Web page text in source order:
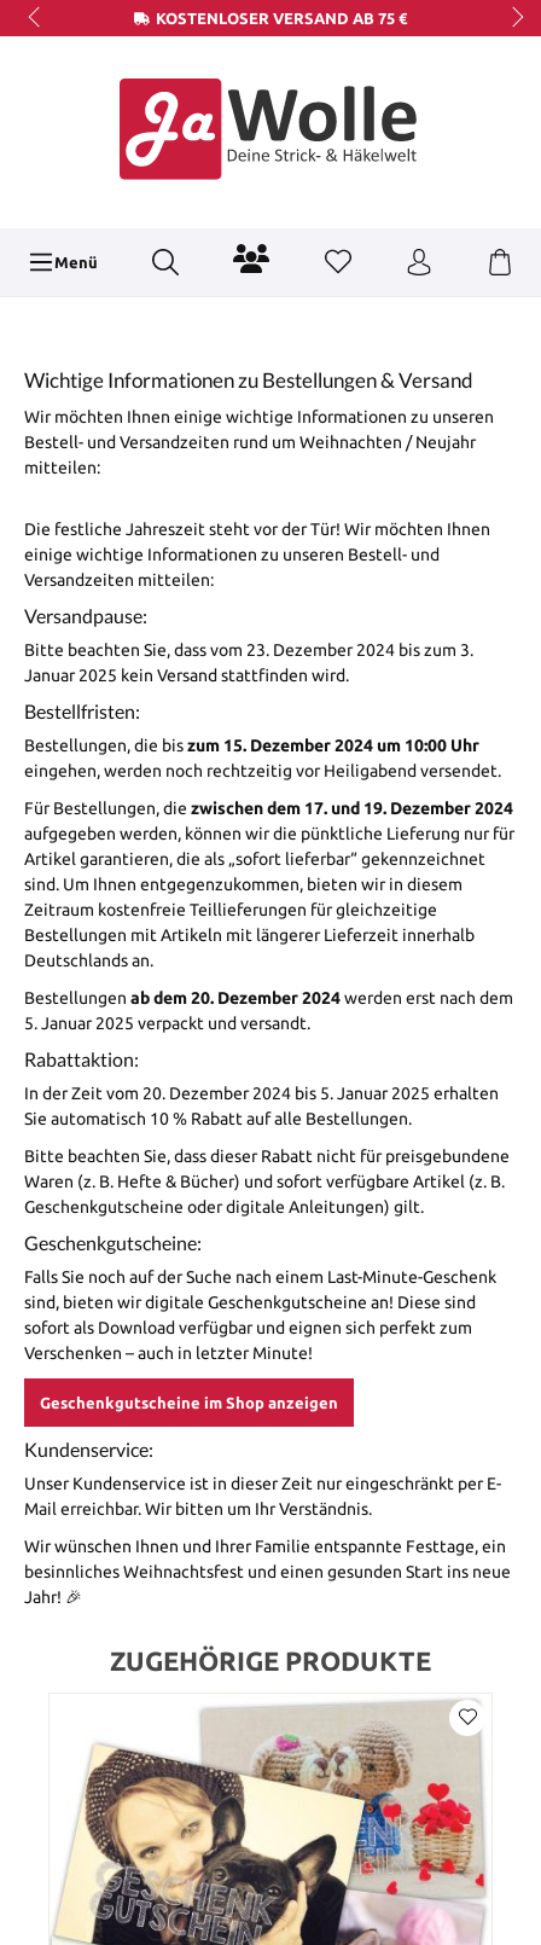
KOSTENLOSER VERSAND AB 75 €
Menü
Wichtige Informationen zu Bestellungen & Versand
Wir möchten Ihnen einige wichtige Informationen zu unseren
Bestell- und Versandzeiten rund um Weihnachten / Neujahr
mitteilen:
Die festliche Jahreszeit steht vor der Tür! Wir möchten Ihnen
einige wichtige Informationen zu unseren Bestell- und
Versandzeiten mitteilen:
Versandpause:
Bitte beachten Sie, dass vom 23. Dezember 2024 bis zum 3.
Januar 2025 kein Versand stattfinden wird.
Bestellfristen:
Bestellungen, die biszum 15. Dezember 2024 um 10:00 Uhr
eingehen, werden noch rechtzeitig vor Heiligabend versendet.
Für Bestellungen, die zwischen dem 17. und 19. Dezember 2024
aufgegeben werden, können wir die pünktliche Lieferung nur für
Artikel garantieren, die als „sofort lieferbar“ gekennzeichnet
sind. Um Ihnen entgegenzukommen, bieten wir in diesem
Zeitraum kostenfreie Teillieferungen für gleichzeitige
Bestellungen mit Artikeln mit längerer Lieferzeit innerhalb
Deutschlands an.
Bestellungen ab dem 20. Dezember 2024werden erst nach dem
5. Januar 2025 verpackt und versandt.
Rabattaktion:
In der Zeit vom 20. Dezember 2024 bis 5. Januar 2025 erhalten
Sie automatisch 10 % Rabatt auf alle Bestellungen.
Bitte beachten Sie, dass dieser Rabatt nicht für preisgebundene
Waren (z. B. Hefte & Bücher) und sofort verfügbare Artikel (z. B.
Geschenkgutscheine oder digitale Anleitungen) gilt.
Geschenkgutscheine:
Falls Sie noch auf der Suche nach einem Last-Minute-Geschenk
sind, bieten wir digitale Geschenkgutscheine an! Diese sind
sofort als Download verfügbar und eignen sich perfekt zum
Verschenken – auch in letzter Minute!
Geschenkgutscheine im Shop anzeigen
Kundenservice:
Unser Kundenservice ist in dieser Zeit nur eingeschränkt per E-
Mail erreichbar. Wir bitten um Ihr Verständnis.
Wir wünschen Ihnen und Ihrer Familie entspannte Festtage, ein
besinnliches Weihnachtsfest und einen gesunden Start ins neue
Jahr! 🎉
ZUGEHÖRIGE PRODUKTE